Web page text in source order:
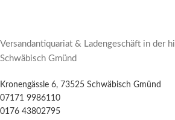
Versandantiquariat & Ladengeschäft in der
Schwäbisch Gmünd
Kronengässle 6, 73525 Schwäbisch Gmünd
07171 9986110
0176 43802795